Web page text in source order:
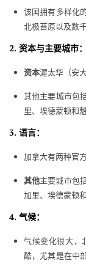
该国拥有多样化
北极苔原以及数
2. 资本与主要城市：
资本渥太华（安
其他主要城市包
里、埃德蒙顿和
3. 语言：
加拿大有两种官
其他主要城市包
加里、埃德蒙顿
4. 气候：
气候变化很大，
酷，尤其是在中